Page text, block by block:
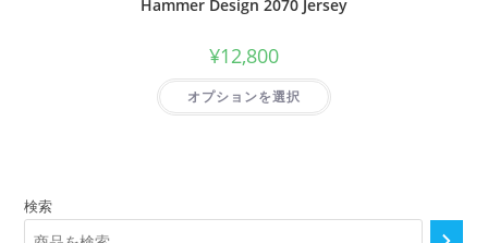
Hammer Design 2070 Jersey
¥12,800
オプションを選択
検索